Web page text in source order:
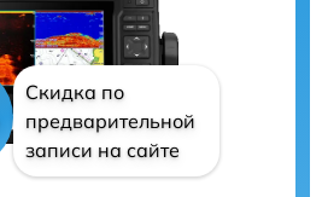
Скидка по
предварительной
записи на сайте